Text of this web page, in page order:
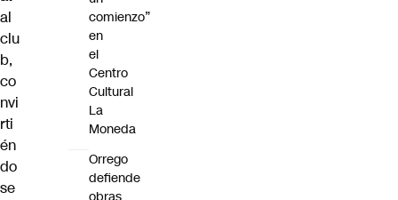
al
clu
b,
co
nvi
rti
én
do
se
comienzo”
en
el
Centro
Cultural
La
Moneda
Orrego
defiende
obras